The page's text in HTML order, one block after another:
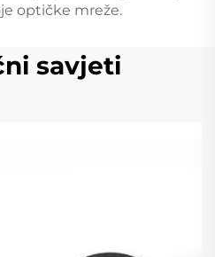
optičke mreže.
savjeti